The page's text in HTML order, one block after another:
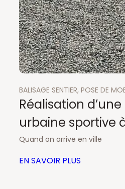
BALISAGE SENTIER, POSE DE
Réalisation
urbaine sportive
Quand on arrive en ville
EN SAVOIR PLUS